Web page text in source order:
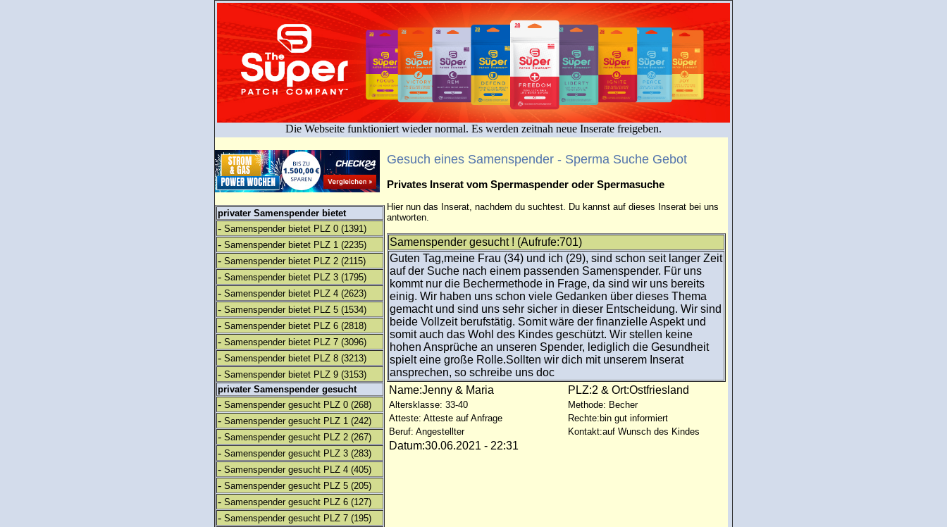
Die Webseite funktioniert wieder normal. Es werden zeitnah neue Inserate freigeben.
privater Samenspender bietet
- Samenspender bietet PLZ 0 (1391)
- Samenspender bietet PLZ 1 (2235)
- Samenspender bietet PLZ 2 (2115)
- Samenspender bietet PLZ 3 (1795)
- Samenspender bietet PLZ 4 (2623)
- Samenspender bietet PLZ 5 (1534)
- Samenspender bietet PLZ 6 (2818)
- Samenspender bietet PLZ 7 (3096)
- Samenspender bietet PLZ 8 (3213)
- Samenspender bietet PLZ 9 (3153)
privater Samenspender gesucht
- Samenspender gesucht PLZ 0 (268)
- Samenspender gesucht PLZ 1 (242)
- Samenspender gesucht PLZ 2 (267)
- Samenspender gesucht PLZ 3 (283)
- Samenspender gesucht PLZ 4 (405)
- Samenspender gesucht PLZ 5 (205)
- Samenspender gesucht PLZ 6 (127)
- Samenspender gesucht PLZ 7 (195)
Gesuch eines Samenspender - Sperma Suche Gebot
Privates Inserat vom Spermaspender oder Spermasuche
Hier nun das Inserat, nachdem du suchtest. Du kannst auf dieses Inserat bei uns
antworten.
Samenspender gesucht ! (Aufrufe:701)
Guten Tag,meine Frau (34) und ich (29), sind schon seit langer Zeit
auf der Suche nach einem passenden Samenspender. Für uns
kommt nur die Bechermethode in Frage, da sind wir uns bereits
einig. Wir haben uns schon viele Gedanken über dieses Thema
gemacht und sind uns sehr sicher in dieser Entscheidung. Wir sind
beide Vollzeit berufstätig. Somit wäre der finanzielle Aspekt und
somit auch das Wohl des Kindes geschützt. Wir stellen keine
hohen Ansprüche an unseren Spender, lediglich die Gesundheit
spielt eine große Rolle.Sollten wir dich mit unserem Inserat
ansprechen, so schreibe uns doc
Name:Jenny & Maria
PLZ:2 & Ort:Ostfriesland
Altersklasse: 33-40
Methode: Becher
Atteste: Atteste auf Anfrage
Rechte:bin gut informiert
Beruf: Angestellter
Kontakt:auf Wunsch des Kindes
Datum:30.06.2021 - 22:31